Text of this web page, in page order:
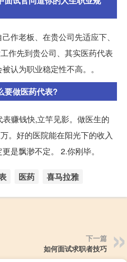
作老板、在贵公司先适应下、
作先到贵公司、其实医药代表
认为职业稳定性不高。。
要做医药代表?
赚钱快,立竿见影。做医生的
。好的医院能在阳光下的收入
是飘渺不定。 2.你刚毕。
医药 喜马拉雅
下一篇
如何面试求职者技巧